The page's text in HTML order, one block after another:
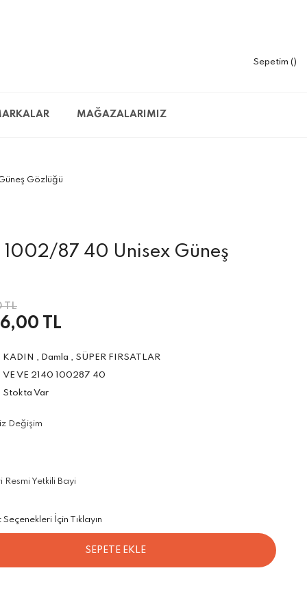
Sepetim
MAĞAZALARIMIZ
Gözlüğü
1002/87 40 Unisex Güneş
TL
TL
KADIN , Damla , SÜPER FIRSATLAR
VE VE 2140 100287 40
Stokta Var
Değişim
Yetkili Bayi
İçin Tıklayın
SEPETE EKLE